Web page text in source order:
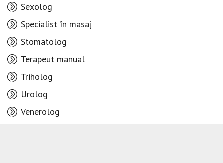
Sexolog
Specialist în masaj
Stomatolog
Terapeut manual
Triholog
Urolog
Venerolog